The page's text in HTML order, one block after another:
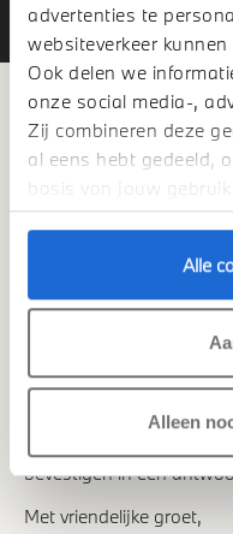
advertenties te
websiteverkeer
Ook delen we
onze social media-,
Zij combineren deze
al eens hebt gedeeld,
basis van jouw gebruik
Alle
Alleen
U kunt zich
aanmelden.
Beste relatie,
Hartelijk dank voor uw
Helaas hebben wij het
bereikt. Echter bieden
te melden voor de
Aanmelden voor de
sturen naar:
bevestigen in een
Met vriendelijke groet,